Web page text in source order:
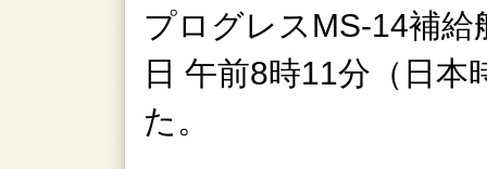
プログレスMS-14補
日 午前8時11分（日
た。